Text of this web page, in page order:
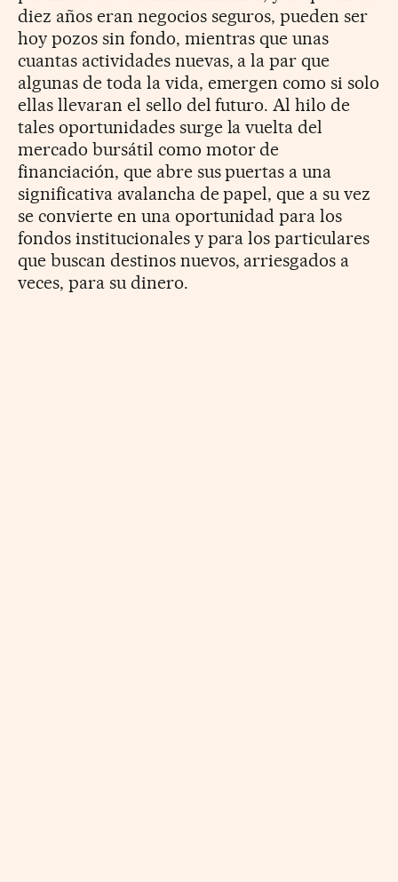
diez años eran negocios seguros, pueden ser
hoy pozos sin fondo, mientras que unas
cuantas actividades nuevas, a la par que
algunas de toda la vida, emergen como si solo
ellas llevaran el sello del futuro. Al hilo de
tales oportunidades surge la vuelta del
mercado bursátil como motor de
financiación, que abre sus puertas a una
significativa avalancha de papel, que a su vez
se convierte en una oportunidad para los
fondos institucionales y para los particulares
que buscan destinos nuevos, arriesgados a
veces, para su dinero.